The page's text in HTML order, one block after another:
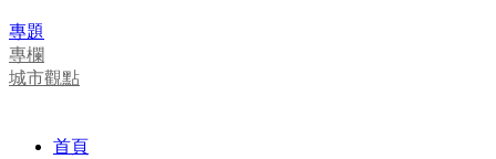
專題
專欄
城市觀點
首頁